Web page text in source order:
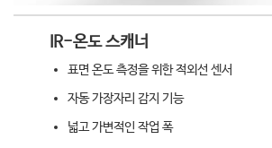
IR-온도 스캐너
표면 온도 측정을 위한 적외선 센서
자동 가장자리 감지 기능
넓고 가변적인 작업 폭